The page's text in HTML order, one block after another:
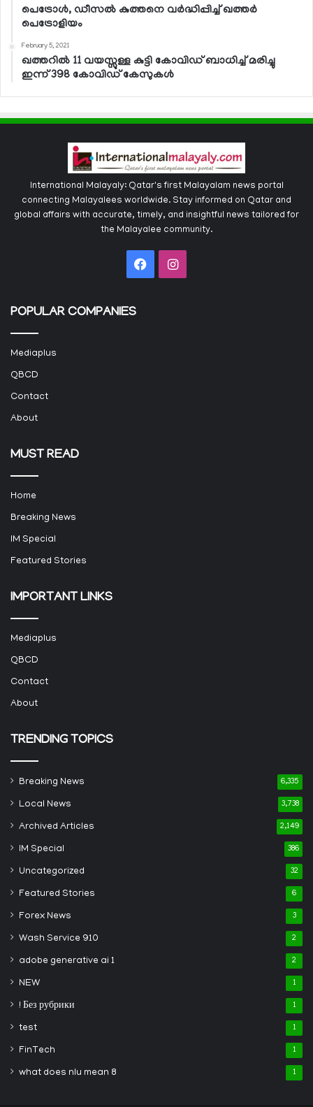
പെട്രോള്‍, ഡീസല്‍ കുത്തനെ വര്‍ദ്ധിപ്പിച്ച് ഖത്തര്‍
പെട്രോളിയം
February 5, 2021
ഖത്തറില്‍ 11 വയസ്സുള്ള കുട്ടി കോവിഡ് ബാധിച്ച് മരിച്ചു
ഇന്ന് 398 കോവിഡ് കേസുകള്‍
International Malayaly: Qatar's first Malayalam news portal
connecting Malayalees worldwide. Stay informed on Qatar and
global affairs with accurate, timely, and insightful news tailored for
the Malayalee community.
FacebookInstagram
POPULAR COMPANIES
Mediaplus
QBCD
Contact
About
MUST READ
Home
Breaking News
IM Special
Featured Stories
IMPORTANT LINKS
Mediaplus
QBCD
Contact
About
TRENDING TOPICS
Breaking News 6,335
Local News 3,738
Archived Articles 2,149
IM Special 386
Uncategorized 32
Featured Stories 6
Forex News 3
Wash Service 910 2
adobe generative ai 1 2
NEW 1
! Без рубрики 1
test 1
FinTech 1
what does nlu mean 8 1